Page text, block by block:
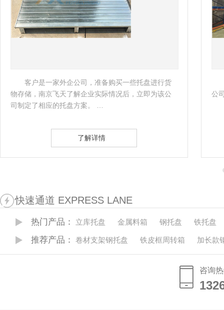
客户是一家外企公司，准备购买一些托盘进行货
物存储，南京飞天了解企业实际情况后，立即为该公
司制定了相应的托盘方案。 …
了解详情
公
快速通道 EXPRESS LANE
热门产品： 立库托盘 金属料箱 钢托盘 铁托盘
推荐产品： 卷材支架钢托盘 铁皮框周转箱 加长款
咨询